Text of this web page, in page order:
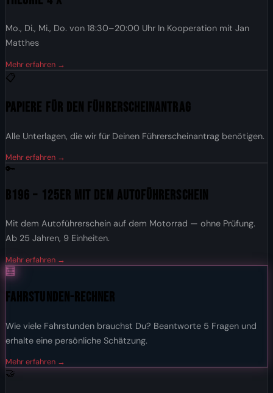
Mo., Di., Mi., Do. von 18:30–20:00 Uhr In Kooperation mit Jan
Matthes
Mehr erfahren →
📋
Papiere für den Führerscheinantrag
Alle Unterlagen, die wir für Deinen Führerscheinantrag benötigen.
Mehr erfahren →
🔑
B196 – 125er mit dem Autoführerschein
Mit dem Autoführerschein auf dem Motorrad — ohne Prüfung.
Ab 25 Jahren, 9 Einheiten.
Mehr erfahren →
🧮
Fahrstunden-Rechner
Wie viele Fahrstunden brauchst Du? Beantworte 5 Fragen und
erhalte eine persönliche Schätzung.
Mehr erfahren →
🤝